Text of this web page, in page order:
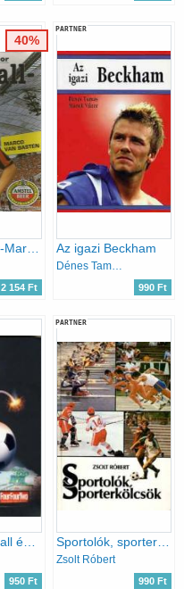
2 154 Ft
40%
PARTNER
Az igazi Beckham
Dénes Tamás-Mácsik Viktor
990 Ft
Bunda - Futball és szervezett bűnözés
950 Ft
PARTNER
Sportolók, sporterkölcsök
Zsolt Róbert
990 Ft